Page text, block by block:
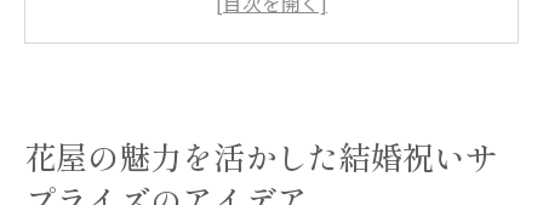
フラワーギフトが結婚祝いに最適な理由
花屋のサプライズで新婚カップルに喜びを
届けよう
花屋の魅力を活かした結婚祝いサ